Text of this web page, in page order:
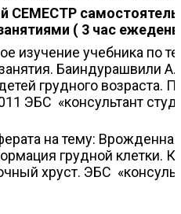
СЕМЕСТР
( 3 час
изучение учебника по
занятия. Баиндурашвили
грудного возраста.
ЭБС «консультант
на тему:
грудной клетки.
хруст. ЭБС